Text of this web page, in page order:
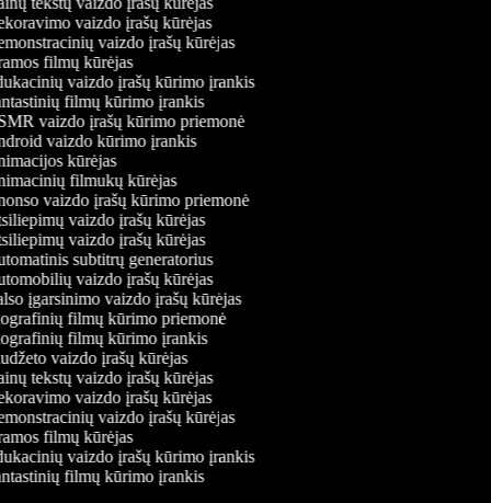
vaizdo įrašų kūrėjas
vaizdo įrašų kūrėjas
filmų kūrėjas
vaizdo įrašų kūrimo įrankis
filmų kūrimo įrankis
vaizdo įrašų kūrimo priemonė
vaizdo kūrimo įrankis
kūrėjas
filmukų kūrėjas
vaizdo įrašų kūrimo priemonė
vaizdo įrašų kūrėjas
vaizdo įrašų kūrėjas
subtitrų generatorius
vaizdo įrašų kūrėjas
įgarsinimo vaizdo įrašų kūrėjas
filmų kūrimo priemonė
filmų kūrimo įrankis
vaizdo įrašų kūrėjas
tekstų vaizdo įrašų kūrėjas
vaizdo įrašų kūrėjas
vaizdo įrašų kūrėjas
filmų kūrėjas
vaizdo įrašų kūrimo įrankis
filmų kūrimo įrankis